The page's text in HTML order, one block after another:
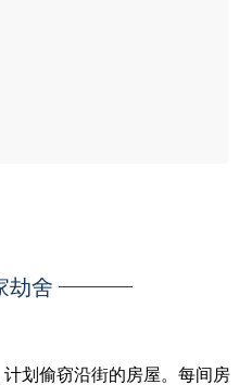
劫舍
划偷窃沿街的房屋。 每间房